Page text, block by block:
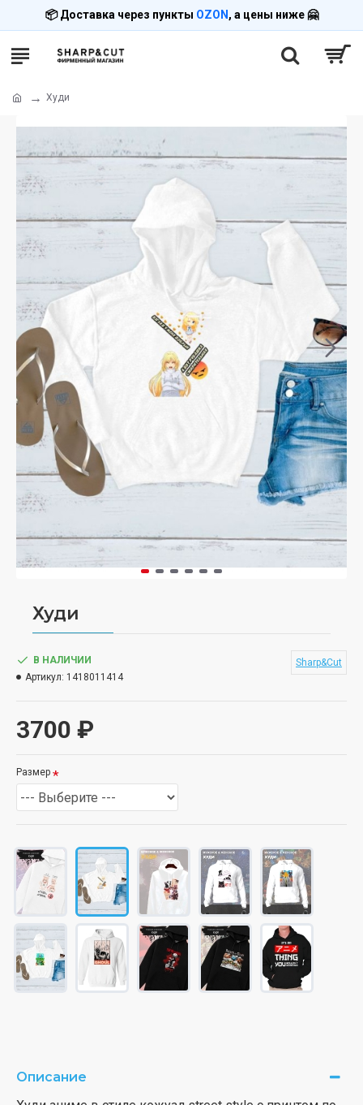
📦 Доставка через пункты OZON , а цены ниже 🤗
Худи
Худи
3700 ₽
В НАЛИЧИИ
Артикул: 1418011414
Sharp&Cut
Размер
Описание